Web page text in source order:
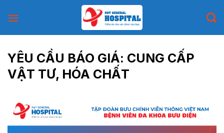
YÊU CẦU BÁO GIÁ: CUNG CẤP
VẬT TƯ, HÓA CHẤT